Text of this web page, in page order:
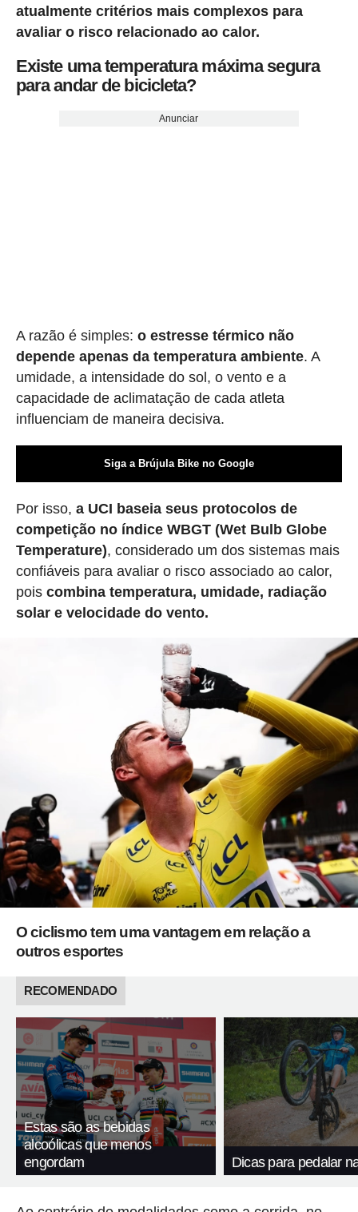
atualmente critérios mais complexos para
avaliar o risco relacionado ao calor.
Existe uma temperatura máxima segura
para andar de bicicleta?
Anunciar
A razão é simples: o estresse térmico não
depende apenas da temperatura ambiente. A
umidade, a intensidade do sol, o vento e a
capacidade de aclimatação de cada atleta
influenciam de maneira decisiva.
Siga a Brújula Bike no Google
Por isso, a UCI baseia seus protocolos de
competição no índice WBGT (Wet Bulb Globe
Temperature), considerado um dos sistemas mais
confiáveis para avaliar o risco associado ao calor,
pois combina temperatura, umidade, radiação
solar e velocidade do vento.
O ciclismo tem uma vantagem em relação a
outros esportes
RECOMENDADO
Estas são as bebidas
alcoólicas que menos
engordam
Dicas para pedalar